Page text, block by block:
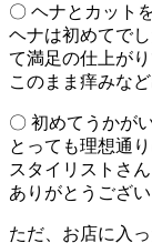
〇 ヘナとカット
ヘナは初めてで
て満足の仕上がり
このまま痒みな
〇 初めてうかが
とっても理想通
スタイリストさ
ありがとうござい
ただ、お店に入